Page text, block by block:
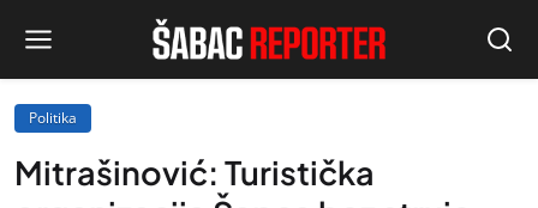
Politika
Mitrašinović: Turistička